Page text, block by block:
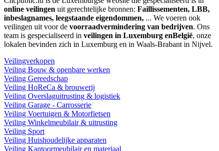
online veilingen uit gerechtelijke bronnen: Faillissementen, LBB,
inbeslagnames, leegstaande eigendommen, ... We voeren ook
veilingen uit voor de voorraadvermindering van bedrijven. Ons
team is gespecialiseerd in veilingen in Luxemburg enBelgië, onze
lokalen bevinden zich in Luxemburg en in Waals-Brabant in Nijvel.
Veilingverkopen
Veiling Bouw & openbare werken
Veiling Gereedschap
Veiling HoReCa & brouwerij
Veiling Overslaguitrusting & logistiek
Veiling Garage - Carrosserie
Veiling Voertuigen & Motorfietsen
Veiling Winkelmeubilair & uitrusting
Veiling Sport
Veiling Huishoudelijke apparaten
Veiling Kantoormeubilair en materiaal